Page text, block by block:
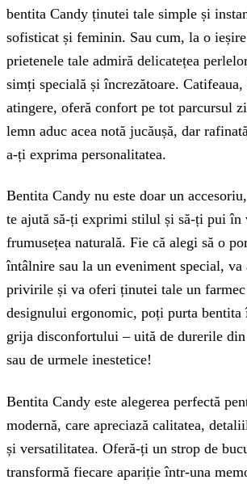
bentita Candy ținutei tale simple și
sofisticat și feminin. Sau cum, la o
prietenele tale admiră delicatețea
simți specială și încrezătoare. Catifeaua,
atingere, oferă confort pe tot parcursul
lemn aduc acea notă jucăușă, dar
a-ți exprima personalitatea.
Bentita Candy nu este doar un
te ajută să-ți exprimi stilul și să-ți pui în
frumusețea naturală. Fie că alegi să o
întâlnire sau la un eveniment special, va
privirile și va oferi ținutei tale un
designului ergonomic, poți purta bentita
grija disconfortului – uită de durerile
sau de urmele inestetice!
Bentita Candy este alegerea perfectă
modernă, care apreciază calitatea,
și versatilitatea. Oferă-ți un strop de
transformă fiecare apariție într-una